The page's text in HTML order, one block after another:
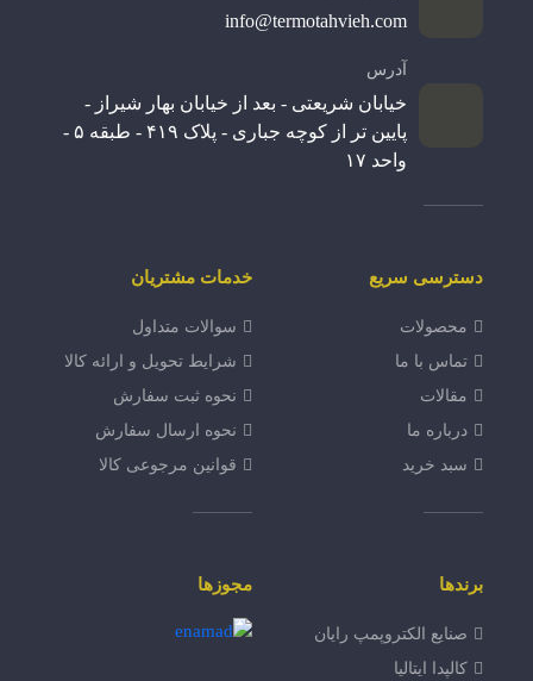
info@termotahvieh.com
آدرس
خیابان شریعتی - بعد از خیابان بهار شیراز -
پایین تر از کوچه جباری - پلاک ۴۱۹ - طبقه ۵ -
واحد ۱۷
دسترسی سریع
محصولات
تماس با ما
مقالات
درباره ما
سبد خرید
خدمات مشتریان
سوالات متداول
شرایط تحویل و ارائه کالا
نحوه ثبت سفارش
نحوه ارسال سفارش
قوانین مرجوعی کالا
برندها
صنایع الکتروپمپ رایان
کالپدا ایتالیا
مجوزها